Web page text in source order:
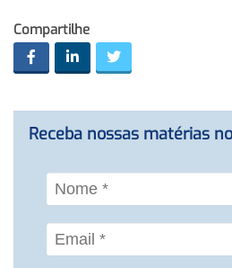
Compartilhe
Receba nossas matérias